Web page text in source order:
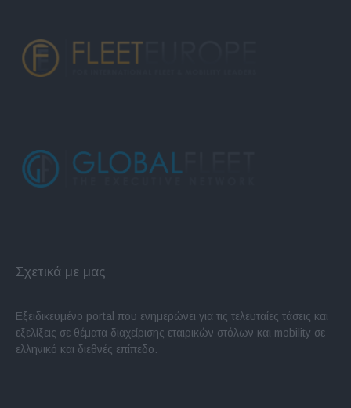
Σχετικά με μας
Εξειδικευμένο portal που ενημερώνει για τις τελευταίες τάσεις και
εξελίξεις σε θέματα διαχείρισης εταιρικών στόλων και mobility σε
ελληνικό και διεθνές επίπεδο.